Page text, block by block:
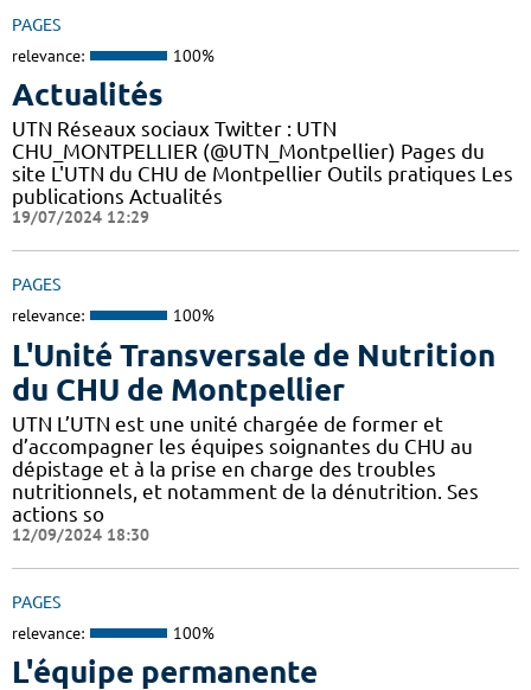
PAGES
relevance: 100%
Actualités
UTN Réseaux sociaux Twitter : UTN
CHU_MONTPELLIER (@UTN_Montpellier) Pages du
site L'UTN du CHU de Montpellier Outils pratiques Les
publications Actualités
19/07/2024 12:29
PAGES
relevance: 100%
L'Unité Transversale de Nutrition
du CHU de Montpellier
UTN L’UTN est une unité chargée de former et
d’accompagner les équipes soignantes du CHU au
dépistage et à la prise en charge des troubles
nutritionnels, et notamment de la dénutrition. Ses
actions so
12/09/2024 18:30
PAGES
relevance: 100%
L'équipe permanente